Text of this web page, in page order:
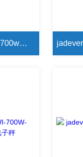
jadever-钰恒通讯电子秤jwi-700w外接继电器信号电子秤